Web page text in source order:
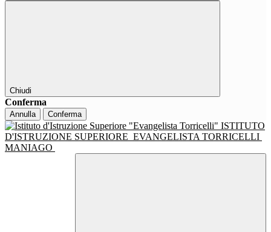
Chiudi
Conferma
Annulla Conferma
ISTITUTO
D'ISTRUZIONE SUPERIORE EVANGELISTA TORRICELLI
MANIAGO